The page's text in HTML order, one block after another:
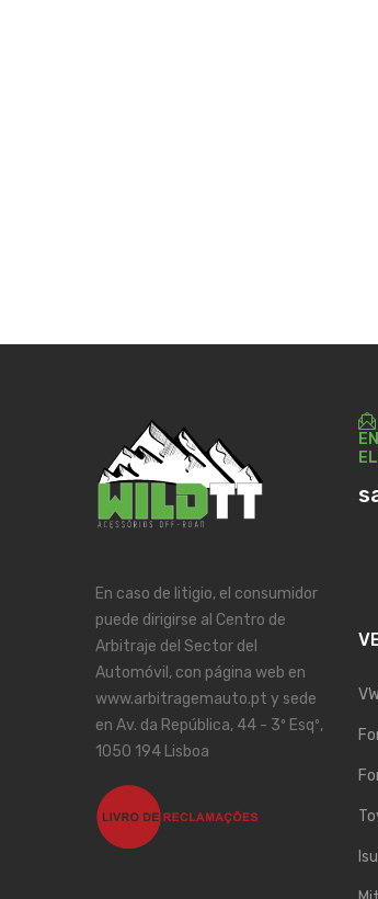
En caso de litigio, el consumidor
puede dirigirse al Centro de
Arbitraje del Sector del
Automóvil, con página web en
www.arbitragemauto.pt y sede
en Av. da República, 44 - 3º Esqº,
1050 194 Lisboa